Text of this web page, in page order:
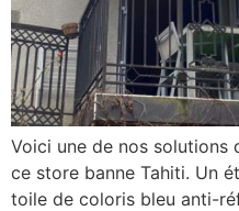
Voici une de nos solutions
ce store banne Tahiti. Un
toile de coloris bleu anti-